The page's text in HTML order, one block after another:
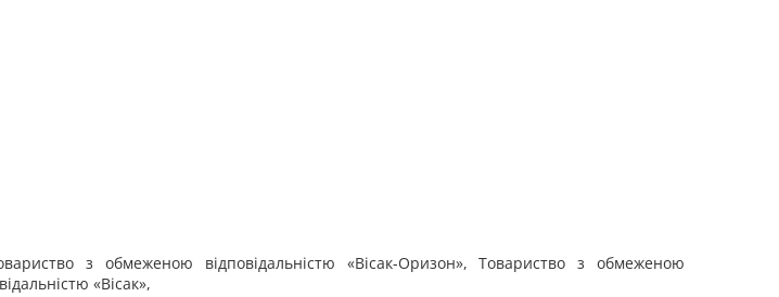
з обмеженою відповідальністю «Вісак-Оризон», Товариство з обмеженою
«Вісак»,